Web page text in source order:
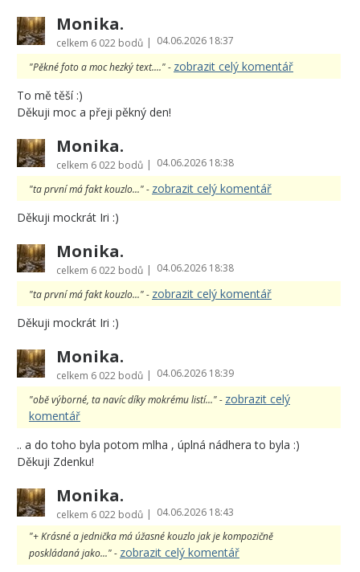
Monika.
celkem 6 022 bodů | 04.06.2026 18:37
"Pěkné foto a moc hezký text...." - zobrazit celý komentář
To mě těší :)
Děkuji moc a přeji pěkný den!
Monika.
celkem 6 022 bodů | 04.06.2026 18:38
"ta první má fakt kouzlo..." - zobrazit celý komentář
Děkuji mockrát Iri :)
Monika.
celkem 6 022 bodů | 04.06.2026 18:38
"ta první má fakt kouzlo..." - zobrazit celý komentář
Děkuji mockrát Iri :)
Monika.
celkem 6 022 bodů | 04.06.2026 18:39
"obě výborné, ta navíc díky mokrému listí..." - zobrazit celý
komentář
.. a do toho byla potom mlha , úplná nádhera to byla :)
Děkuji Zdenku!
Monika.
celkem 6 022 bodů | 04.06.2026 18:43
"+ Krásné a jednička má úžasné kouzlo jak je kompozičně
poskládaná jako..." - zobrazit celý komentář